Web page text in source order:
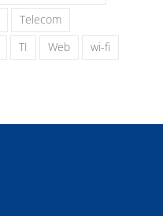
Telecom
TI Web wi-fi